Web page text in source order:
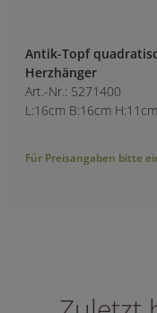
Antik-Topf
Herzhänger
Art.-Nr.: 5271400
L:16cm B:16cm H:11cm
Für Preisangaben bitte